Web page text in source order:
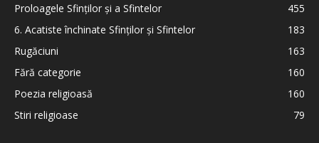
Proloagele Sfinților și a Sfintelor
455
6. Acatiste închinate Sfinților și Sfintelor
183
Rugăciuni
163
Fără categorie
160
Poezia religioasă
160
Stiri religioase
79